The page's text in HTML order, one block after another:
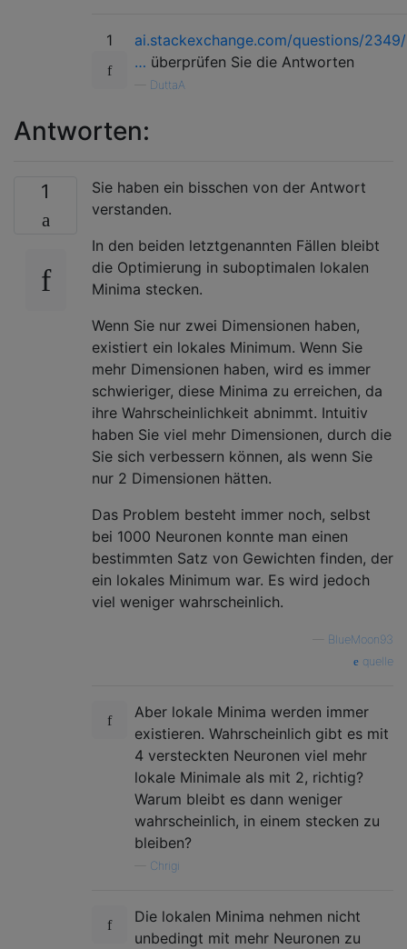
1
ai.stackexchange.com/questions/2349/
… überprüfen Sie die Antworten
DuttaA
Antworten:
1
Sie haben ein bisschen von der Antwort
verstanden.
In den beiden letztgenannten Fällen bleibt
die Optimierung in suboptimalen lokalen
Minima stecken.
Wenn Sie nur zwei Dimensionen haben,
existiert ein lokales Minimum. Wenn Sie
mehr Dimensionen haben, wird es immer
schwieriger, diese Minima zu erreichen, da
ihre Wahrscheinlichkeit abnimmt. Intuitiv
haben Sie viel mehr Dimensionen, durch die
Sie sich verbessern können, als wenn Sie
nur 2 Dimensionen hätten.
Das Problem besteht immer noch, selbst
bei 1000 Neuronen konnte man einen
bestimmten Satz von Gewichten finden, der
ein lokales Minimum war. Es wird jedoch
viel weniger wahrscheinlich.
BlueMoon93
quelle
Aber lokale Minima werden immer
existieren. Wahrscheinlich gibt es mit
4 versteckten Neuronen viel mehr
lokale Minimale als mit 2, richtig?
Warum bleibt es dann weniger
wahrscheinlich, in einem stecken zu
bleiben?
Chrigi
Die lokalen Minima nehmen nicht
unbedingt mit mehr Neuronen zu